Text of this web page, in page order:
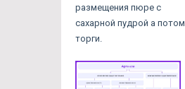
размещения пюре с
сахарной пудрой а потом
торги.